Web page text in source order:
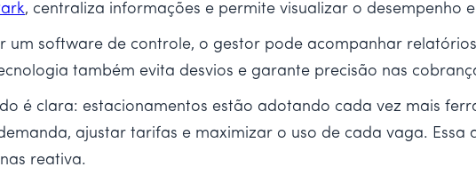
, centraliza informações e permite visualizar o desempenho
um software de controle, o gestor pode acompanhar
também evita desvios e garante precisão nas
é clara: estacionamentos estão adotando cada vez mais
ajustar tarifas e maximizar o uso de cada vaga.
reativa.